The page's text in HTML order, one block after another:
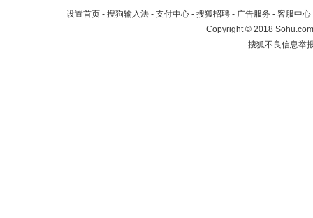
设置首页 - 搜狗输入法 - 支付中心 - 搜狐招聘 - 广告服务 - 客服中心
Copyright©2018
搜狐不良信息举